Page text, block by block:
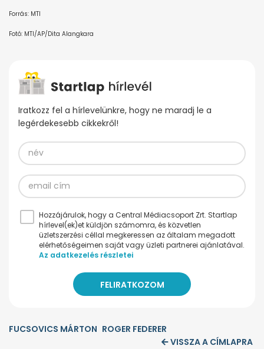
Forrás: MTI
Fotó: MTI/AP/Dita Alangkara
Iratkozz fel a hírlevelünkre, hogy ne maradj le a
legérdekesebb cikkekről!
Hozzájárulok, hogy a Central Médiacsoport Zrt. Startlap
hírlevel(ek)et küldjön számomra, és közvetlen
üzletszerzési céllal megkeressen az általam megadott
elérhetőségeimen saját vagy üzleti partnerei ajánlatával.
Az adatkezelés részletei
FUCSOVICS MÁRTON ROGER FEDERER
VISSZA A CÍMLAPRA